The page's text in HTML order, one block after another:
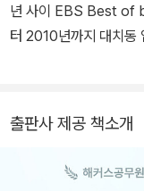
4. 공무원 한국사 무료
년 사이 EBS Best of
터 2010년까지 대치동
창시자이다. 항상 책을 읽고 생각하는 것을 즐기며, 역사서보다는 소
설이나 철학 서적을 즐겨 읽는다. 한국사를 수업
출판사 제공 책소개